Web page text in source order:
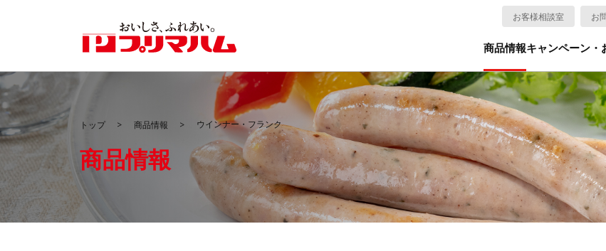
お客様相談室 お
商品情報キャンペーン・
トップ 商品情報 ウインナー・フランク
商品情報